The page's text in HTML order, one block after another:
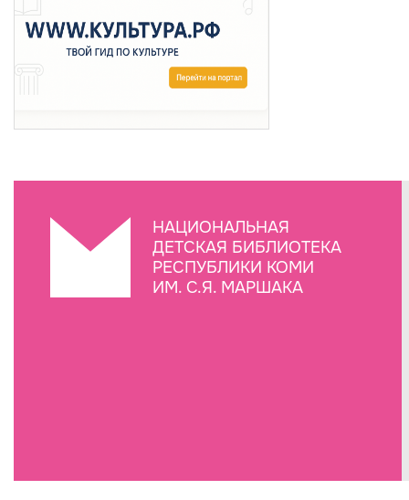
НАЦИОНАЛЬНАЯ
ДЕТСКАЯ БИБЛИОТЕКА
РЕСПУБЛИКИ КОМИ
ИМ. С.Я. МАРШАКА